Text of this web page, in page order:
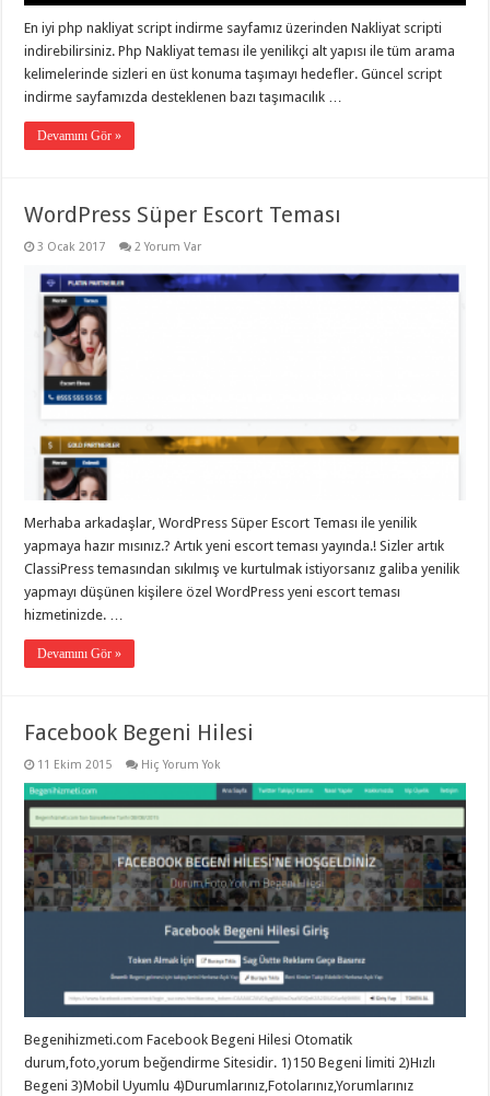
taşımacılık ,
gaziantep
evden
gaziantep
evden
taşımacılık,
taşımacılık,
evden
taşımacılık,
taşımacılık,
gaziantep
asansörlü
,
gaziantep
taşımacılık,
gaziantep
organizasyon,
gaziantep
organizasyon
gaziantep
organizasyon ,
gaziantep
organizasyon,
gaziantep
organizasyon,
organizasyon,
gaziantep
hilesi,
twitter
takipçi
instagram
takipçi
hilesi,
En iyi php nakliyat script indirme sayfamız üzerinden Nakliyat scripti
indirebilirsiniz. Php Nakliyat teması ile yenilikçi alt yapısı ile tüm arama
kelimelerinde sizleri en üst konuma taşımayı hedefler. Güncel script
indirme sayfamızda desteklenen bazı taşımacılık …
Devamını Gör »
WordPress Süper Escort Teması
3 Ocak 2017 2 Yorum Var
Merhaba arkadaşlar, WordPress Süper Escort Teması ile yenilik
yapmaya hazır mısınız.? Artık yeni escort teması yayında.! Sizler artık
ClassiPress temasından sıkılmış ve kurtulmak istiyorsanız galiba yenilik
yapmayı düşünen kişilere özel WordPress yeni escort teması
hizmetinizde. …
Devamını Gör »
Facebook Begeni Hilesi
11 Ekim 2015 Hiç Yorum Yok
Begenihizmeti.com Facebook Begeni Hilesi Otomatik
durum,foto,yorum beğendirme Sitesidir. 1)150 Begeni limiti 2)Hızlı
Begeni 3)Mobil Uyumlu 4)Durumlarınız,Fotolarınız,Yorumlarınız